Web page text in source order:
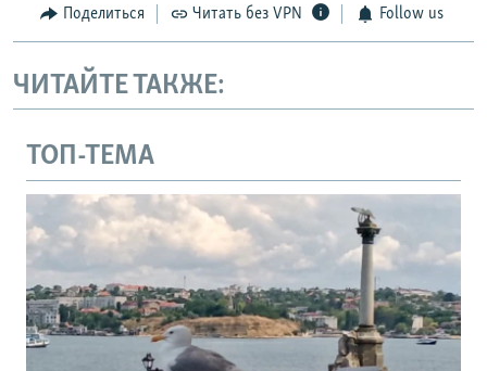
Поделиться Читать без VPN Follow us
ЧИТАЙТЕ ТАКЖЕ:
ТОП-ТЕМА